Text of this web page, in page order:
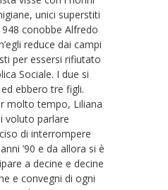
unici superstiti
conobbe Alfredo
reduce dai campi
per essersi rifiutato
Sociale. I due si
ebbero tre figli.
molto tempo, Liliana
voluto parlare
di interrompere
’90 e da allora si è
a decine e decine
e convegni di ogni